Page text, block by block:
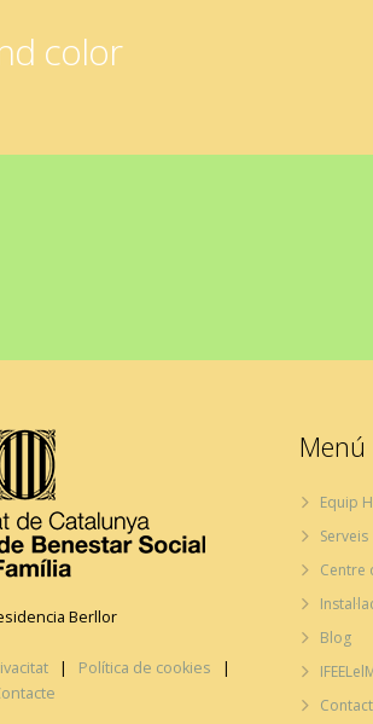
color
Berllor
| Política de cookies |
Menú
Equip
Serveis
Centre
Blog